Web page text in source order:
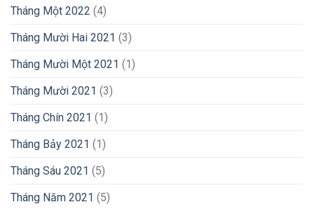
Tháng Một 2022 (4)
Tháng Mười Hai 2021 (3)
Tháng Mười Một 2021 (1)
Tháng Mười 2021 (3)
Tháng Chín 2021 (1)
Tháng Bảy 2021 (1)
Tháng Sáu 2021 (5)
Tháng Năm 2021 (5)